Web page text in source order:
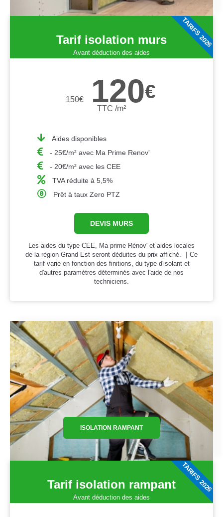
Tarif isolation murs
Avant déduction des aides
150€ 120€
TTC /m²
Aides disponibles
- 25€/m² avec Ma Prime Renov'
- 20€/m² avec les CEE
TVA réduite à 5,5%
Prêt à taux Zero PTZ
DEVIS MURS
Les aides du type CEE, Ma prime Rénov' et aides locales
de la région Grand Est seront déduites du prix affiché. ｜Ce
tarif varie en fonction des finitions, du type d'isolant et
d'autres paramètres déterminés avec l'aide de nos
techniciens.
TARIFS 2026
ISOLATION RAMPANT
Tarif isolation rampant
Avant déduction des aides
TARIFS 2026